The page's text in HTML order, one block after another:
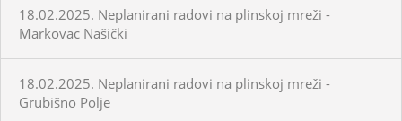
18.02.2025. Neplanirani radovi na plinskoj mreži -
Markovac Našički
18.02.2025. Neplanirani radovi na plinskoj mreži -
Grubišno Polje